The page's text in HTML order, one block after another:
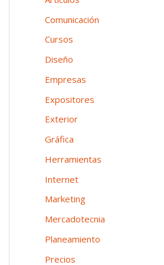
n
e
a
:
Comunicación
Cursos
Diseño
Empresas
Expositores
Exterior
Gráfica
Herramientas
Internet
Marketing
Mercadotecnia
Planeamiento
Precios